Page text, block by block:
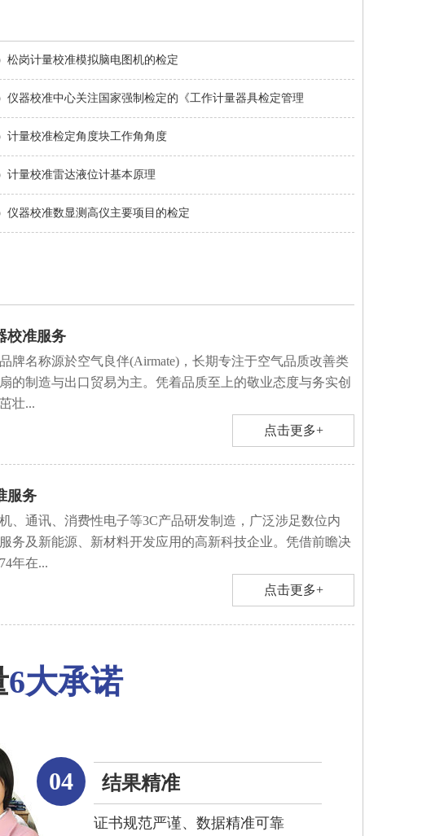
松岗计量校准模拟脑电图机的检定
仪器校准中心关注国家强制检定的《工作计量器具检定管理
计量校准检定角度块工作角角度
计量校准雷达液位计基本原理
仪器校准数显测高仪主要项目的检定
校准服务
牌名称源於空气良伴(Airmate)，长期专注于空气品质改善类
的制造与出口贸易为主。凭着品质至上的敬业态度与务实创
壮...
点击更多+
服务
、通讯、消费性电子等3C产品研发制造，广泛涉足数位内
务及新能源、新材料开发应用的高新科技企业。凭借前瞻决
年在...
点击更多+
6大承诺
04 结果精准
证书规范严谨、数据精准可靠